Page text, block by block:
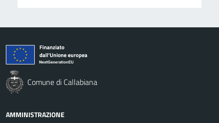
Comune di Callabiana
AMMINISTRAZIONE